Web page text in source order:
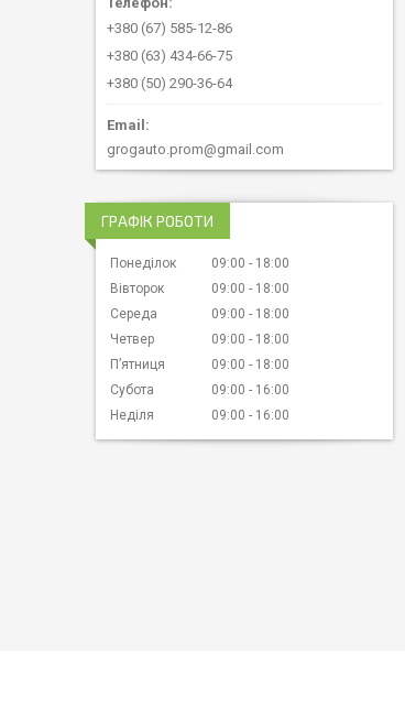
+380 (67) 585-12-86
+380 (63) 434-66-75
+380 (50) 290-36-64
grogauto.prom@gmail.com
ГРАФІК РОБОТИ
Понеділок 09:00
18:00
Вівторок
09:00
18:00
Середа
09:00
18:00
Четвер
09:00
18:00
Пʼятниця
09:00
18:00
Субота
09:00
16:00
Неділя
09:00 16:00